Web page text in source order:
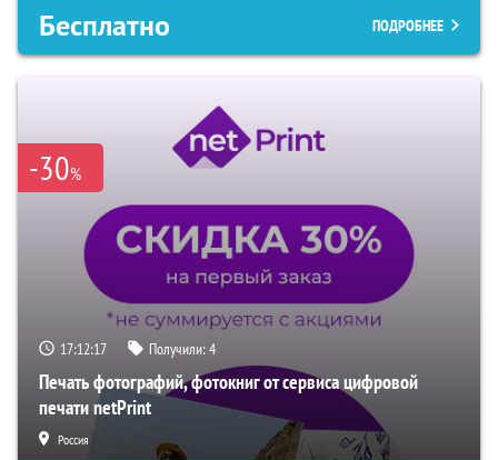
Бесплатно ПОДРОБНЕЕ
-30%
17:12:16 Получили:4
Печать фотографий, фотокниг от сервиса цифровой
печати netPrint
Россия